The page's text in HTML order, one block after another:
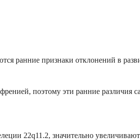
ранние признаки отклонений в
поэтому эти ранние различия
22q11.2, значительно